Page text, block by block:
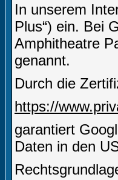
In unserem
Plus“) ein. Bei
Amphitheatre
genannt.
Durch die
https://
garantiert
Daten in den